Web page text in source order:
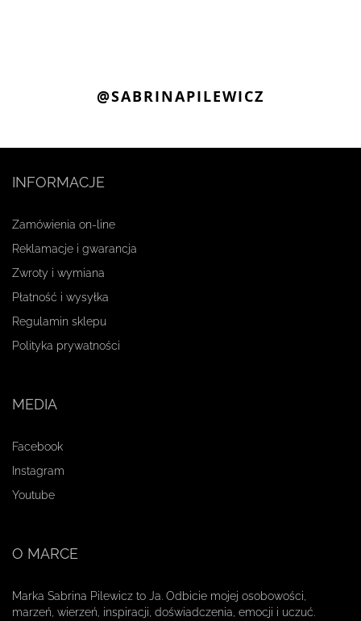
@SABRINAPILEWICZ
INFORMACJE
Zamówienia on-line
Reklamacje i gwarancja
Zwroty i wymiana
Płatność i wysyłka
Regulamin sklepu
Polityka prywatności
MEDIA
Facebook
Instagram
Youtube
O MARCE
Marka Sabrina Pilewicz to Ja. Odbicie mojej osobowości,
marzeń, wierzeń, inspiracji, doświadczenia, emocji i uczuć.